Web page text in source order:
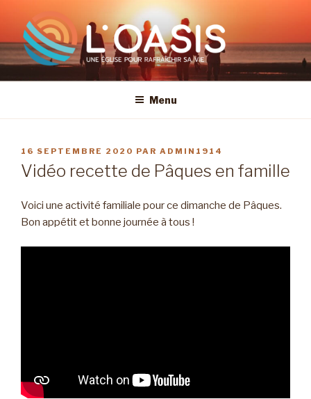
contenu
principal
Menu
PUBLIÉ
LE
16 SEPTEMBRE 2020 PAR ADMIN1914
Vidéo recette de Pâques en famille
Voici une activité familiale pour ce dimanche de Pâques.
Bon appétit et bonne journée à tous !